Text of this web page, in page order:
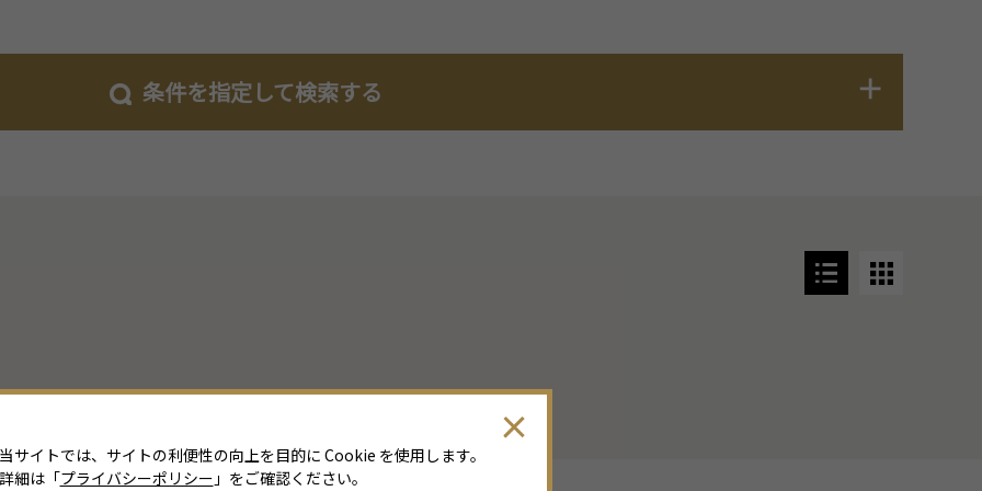
条件を指定して検索する
サイトでは、サイトの利便性の向上を目的に Cookie を使用します。
細は「プライバシーポリシー 」をご確認ください。